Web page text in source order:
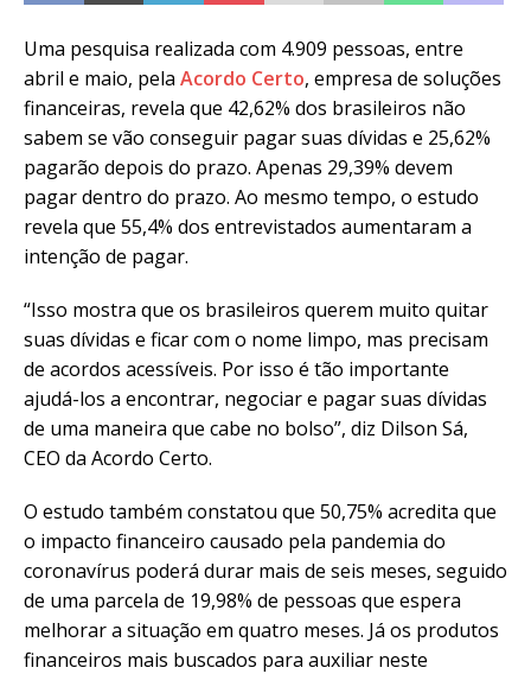
Uma pesquisa realizada com 4.909 pessoas, entre
abril e maio, pela Acordo Certo, empresa de soluções
financeiras, revela que 42,62% dos brasileiros não
sabem se vão conseguir pagar suas dívidas e 25,62%
pagarão depois do prazo. Apenas 29,39% devem
pagar dentro do prazo. Ao mesmo tempo, o estudo
revela que 55,4% dos entrevistados aumentaram a
intenção de pagar.
“Isso mostra que os brasileiros querem muito quitar
suas dívidas e ficar com o nome limpo, mas precisam
de acordos acessíveis. Por isso é tão importante
ajudá-los a encontrar, negociar e pagar suas dívidas
de uma maneira que cabe no bolso”, diz Dilson Sá,
CEO da Acordo Certo.
O estudo também constatou que 50,75% acredita que
o impacto financeiro causado pela pandemia do
coronavírus poderá durar mais de seis meses, seguido
de uma parcela de 19,98% de pessoas que espera
melhorar a situação em quatro meses. Já os produtos
financeiros mais buscados para auxiliar neste